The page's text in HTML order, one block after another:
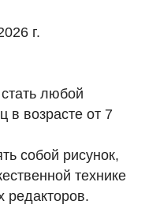
г.
любой
в возрасте от 7
собой рисунок,
технике
редакторов.